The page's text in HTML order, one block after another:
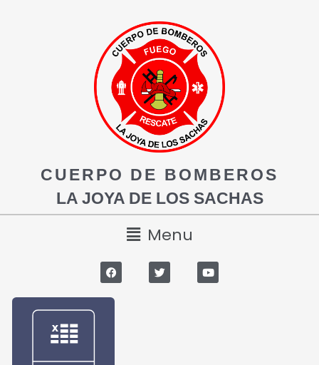
CUERPO DE BOMBEROS
LA JOYA DE LOS SACHAS
Menu